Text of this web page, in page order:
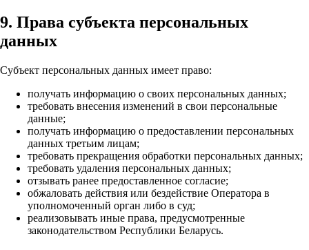
9. Права субъекта персональных
данных
Субъект персональных данных имеет право:
получать информацию о своих персональных данных;
требовать внесения изменений в свои персональные
данные;
получать информацию о предоставлении персональных
данных третьим лицам;
требовать прекращения обработки персональных данных;
требовать удаления персональных данных;
отзывать ранее предоставленное согласие;
обжаловать действия или бездействие Оператора в
уполномоченный орган либо в суд;
реализовывать иные права, предусмотренные
законодательством Республики Беларусь.